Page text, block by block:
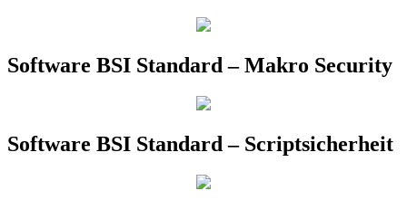
Software BSI Standard – Makro Security
Software BSI Standard – Scriptsicherheit